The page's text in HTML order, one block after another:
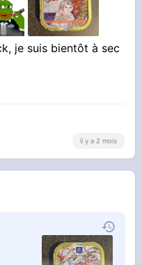
je suis bientôt à sec
il y a 2 mois